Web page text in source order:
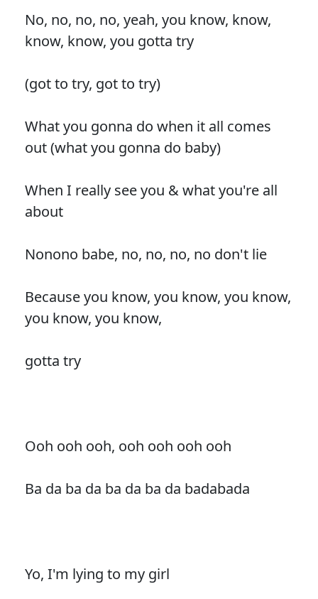
No, no, no, no, yeah, you know, know,
know, know, you gotta try
(got to try, got to try)
What you gonna do when it all comes
out (what you gonna do baby)
When I really see you & what you're all
about
Nonono babe, no, no, no, no don't lie
Because you know, you know, you know,
you know, you know,
gotta try
Ooh ooh ooh, ooh ooh ooh ooh
Ba da ba da ba da ba da badabada
Yo, I'm lying to my girl